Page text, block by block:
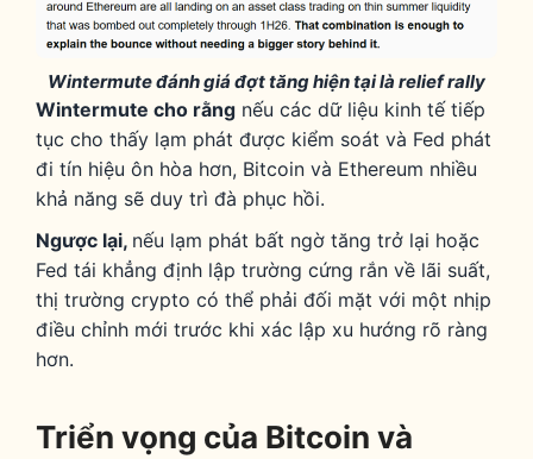
Wintermute đánh giá đợt tăng hiện tại là relief rally
Wintermute cho rằng nếu các dữ liệu kinh tế tiếp
tục cho thấy lạm phát được kiểm soát và Fed phát
đi tín hiệu ôn hòa hơn, Bitcoin và Ethereum nhiều
khả năng sẽ duy trì đà phục hồi.
Ngược lại, nếu lạm phát bất ngờ tăng trở lại hoặc
Fed tái khẳng định lập trường cứng rắn về lãi suất,
thị trường crypto có thể phải đối mặt với một nhịp
điều chỉnh mới trước khi xác lập xu hướng rõ ràng
hơn.
Triển vọng của Bitcoin và